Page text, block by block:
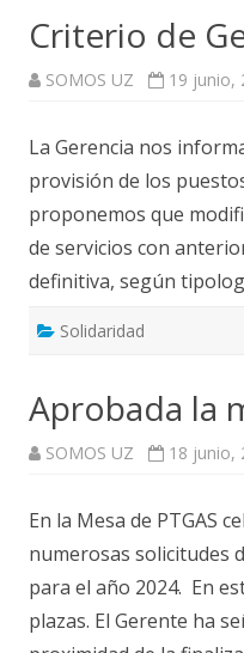
Criterio de
SOMOS UZ 19 junio,
La Gerencia nos
provisión de los
proponemos que
de servicios con
definitiva, según
Solidaridad
Aprobada la
SOMOS UZ 18 junio,
En la Mesa de PTGAS
numerosas solicitudes
para el año 2024. En
plazas. El Gerente ha